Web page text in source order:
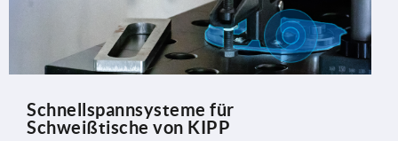
Schnellspannsysteme für
Schweißtische von KIPP